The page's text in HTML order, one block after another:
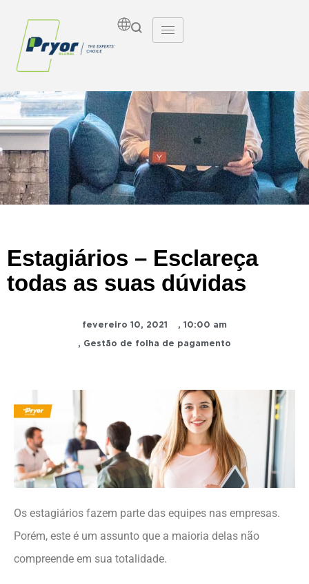
Insights
Estagiários – Esclareça
todas as suas dúvidas
fevereiro 10, 2021 , 10:00 am
, Gestão de folha de pagamento
Os estagiários fazem parte das equipes nas empresas.
Porém, este é um assunto que a maioria delas não
compreende em sua totalidade.